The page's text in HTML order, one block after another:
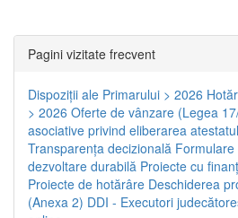
Pagini vizitate frecvent
Dispoziţii ale Primarului > 2026
> 2026 Oferte de vânzare (Legea
asociative privind eliberarea
Transparenţa decizională
dezvoltare durabilă Proiecte cu
Proiecte de hotărâre Deschiderea
(Anexa 2) DDI - Executori